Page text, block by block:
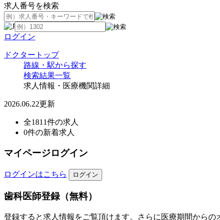
求人番号を検索
ログイン
ドクタートップ
路線・駅から探す
検索結果一覧
求人情報・医療機関詳細
2026.06.22更新
全1811件の求人
0件の新着求人
マイページログイン
ログインはこちら
歯科医師登録（無料）
登録すると求人情報をご覧頂けます。さらに医療期間からの